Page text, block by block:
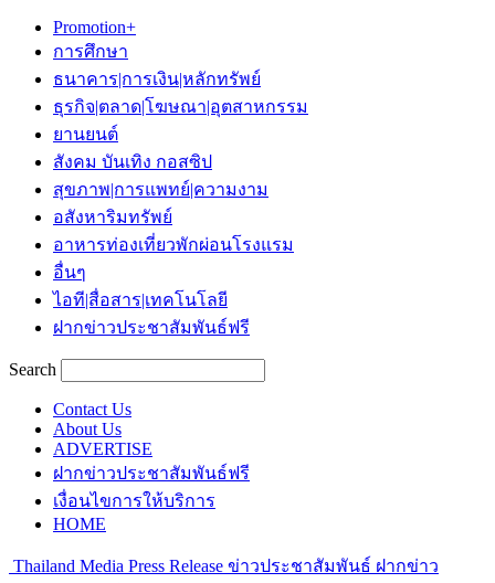
Promotion+
การศึกษา
ธนาคาร|การเงิน|หลักทรัพย์
ธุรกิจ|ตลาด|โฆษณา|อุตสาหกรรม
ยานยนต์
สังคม บันเทิง กอสซิป
สุขภาพ|การแพทย์|ความงาม
อสังหาริมทรัพย์
อาหารท่องเที่ยวพักผ่อนโรงแรม
อื่นๆ
ไอที|สื่อสาร|เทคโนโลยี
ฝากข่าวประชาสัมพันธ์ฟรี
Search
Contact Us
About Us
ADVERTISE
ฝากข่าวประชาสัมพันธ์ฟรี
เงื่อนไขการให้บริการ
HOME
Thailand Media Press Release ข่าวประชาสัมพันธ์ ฝากข่าว